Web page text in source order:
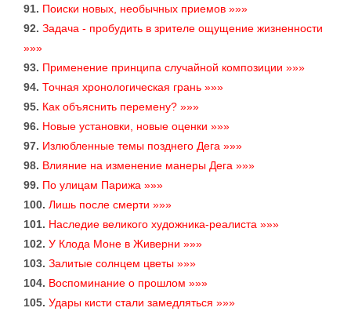
91. Поиски новых, необычных приемов »»»
92. Задача - пробудить в зрителе ощущение жизненности
»»»
93. Применение принципа случайной композиции »»»
94. Точная хронологическая грань »»»
95. Как объяснить перемену? »»»
96. Новые установки, новые оценки »»»
97. Излюбленные темы позднего Дега »»»
98. Влияние на изменение манеры Дега »»»
99. По улицам Парижа »»»
100. Лишь после смерти »»»
101. Наследие великого художника-реалиста »»»
102. У Клода Моне в Живерни »»»
103. Залитые солнцем цветы »»»
104. Воспоминание о прошлом »»»
105. Удары кисти стали замедляться »»»